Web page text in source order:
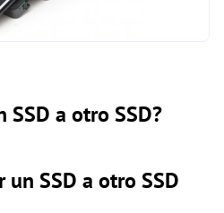
SSD a otro SSD?
SSD a otro SSD